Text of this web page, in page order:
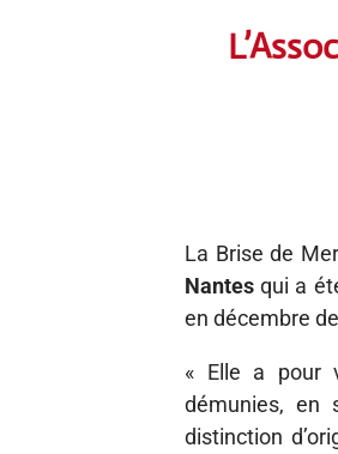
La Brise de
Nantes qui a
en décembre
« Elle a pour
démunies, en
distinction